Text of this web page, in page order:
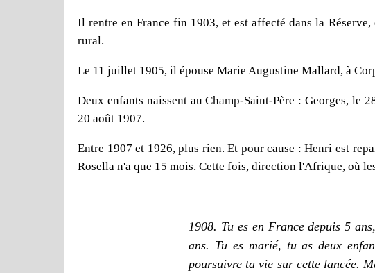
Il rentre en France fin 1903, et est affecté dans la
rural.
Le 11 juillet 1905, il épouse Marie Augustine Mallard, à
Deux enfants naissent au Champ-Saint-Père : Georges, le
20 août 1907.
Entre 1907 et 1926, plus rien. Et pour cause : Henri est
Rosella n'a que 15 mois. Cette fois, direction l'Afrique, où
1908. Tu es en France depuis 5
ans. Tu es marié, tu as deux
poursuivre ta vie sur cette lancée.